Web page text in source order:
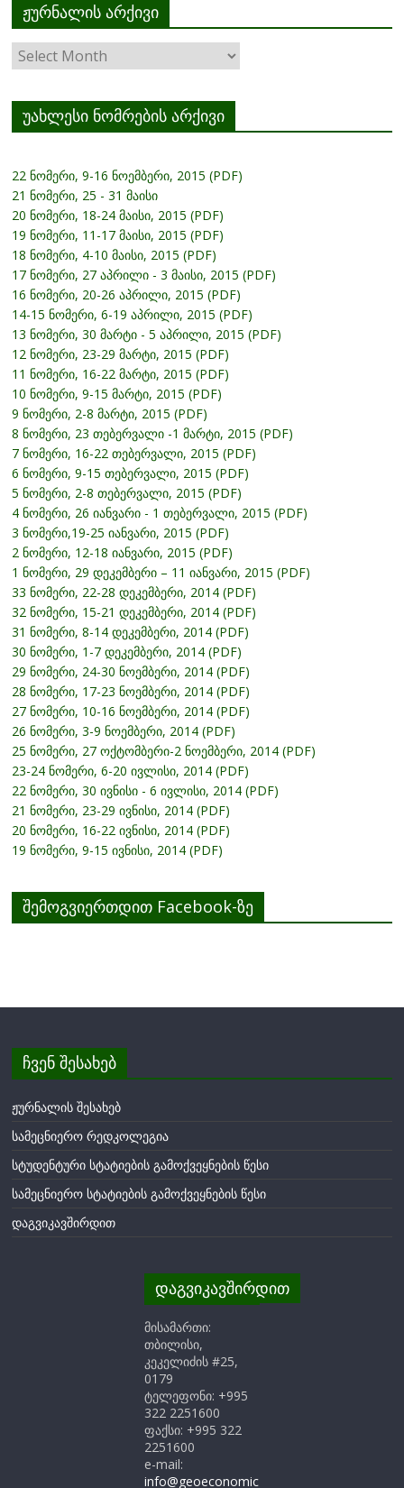
ჟურნალის არქივი
ჟურნალის
არქივი
უახლესი ნომრების არქივი
22 ნომერი, 9-16 ნოემბერი, 2015 (PDF)
21 ნომერი, 25 - 31 მაისი
20 ნომერი, 18-24 მაისი, 2015 (PDF)
19 ნომერი, 11-17 მაისი, 2015 (PDF)
18 ნომერი, 4-10 მაისი, 2015 (PDF)
17 ნომერი, 27 აპრილი - 3 მაისი, 2015 (PDF)
16 ნომერი, 20-26 აპრილი, 2015 (PDF)
14-15 ნომერი, 6-19 აპრილი, 2015 (PDF)
13 ნომერი, 30 მარტი - 5 აპრილი, 2015 (PDF)
12 ნომერი, 23-29 მარტი, 2015 (PDF)
11 ნომერი, 16-22 მარტი, 2015 (PDF)
10 ნომერი, 9-15 მარტი, 2015 (PDF)
9 ნომერი, 2-8 მარტი, 2015 (PDF)
8 ნომერი, 23 თებერვალი -1 მარტი, 2015 (PDF)
7 ნომერი, 16-22 თებერვალი, 2015 (PDF)
6 ნომერი, 9-15 თებერვალი, 2015 (PDF)
5 ნომერი, 2-8 თებერვალი, 2015 (PDF)
4 ნომერი, 26 იანვარი - 1 თებერვალი, 2015 (PDF)
3 ნომერი,19-25 იანვარი, 2015 (PDF)
2 ნომერი, 12-18 იანვარი, 2015 (PDF)
1 ნომერი, 29 დეკემბერი – 11 იანვარი, 2015 (PDF)
33 ნომერი, 22-28 დეკემბერი, 2014 (PDF)
32 ნომერი, 15-21 დეკემბერი, 2014 (PDF)
31 ნომერი, 8-14 დეკემბერი, 2014 (PDF)
30 ნომერი, 1-7 დეკემბერი, 2014 (PDF)
29 ნომერი, 24-30 ნოემბერი, 2014 (PDF)
28 ნომერი, 17-23 ნოემბერი, 2014 (PDF)
27 ნომერი, 10-16 ნოემბერი, 2014 (PDF)
26 ნომერი, 3-9 ნოემბერი, 2014 (PDF)
25 ნომერი, 27 ოქტომბერი-2 ნოემბერი, 2014 (PDF)
23-24 ნომერი, 6-20 ივლისი, 2014 (PDF)
22 ნომერი, 30 ივნისი - 6 ივლისი, 2014 (PDF)
21 ნომერი, 23-29 ივნისი, 2014 (PDF)
20 ნომერი, 16-22 ივნისი, 2014 (PDF)
19 ნომერი, 9-15 ივნისი, 2014 (PDF)
შემოგვიერთდით Facebook-ზე
ჩვენ შესახებ
ჟურნალის შესახებ
სამეცნიერო რედკოლეგია
სტუდენტური სტატიების გამოქვეყნების წესი
სამეცნიერო სტატიების გამოქვეყნების წესი
დაგვიკავშირდით
დაგვიკავშირდით
მისამართი:
თბილისი,
კეკელიძის #25,
0179
ტელეფონი: +995
322 2251600
ფაქსი: +995 322
2251600
e-mail:
info@geoeconomic